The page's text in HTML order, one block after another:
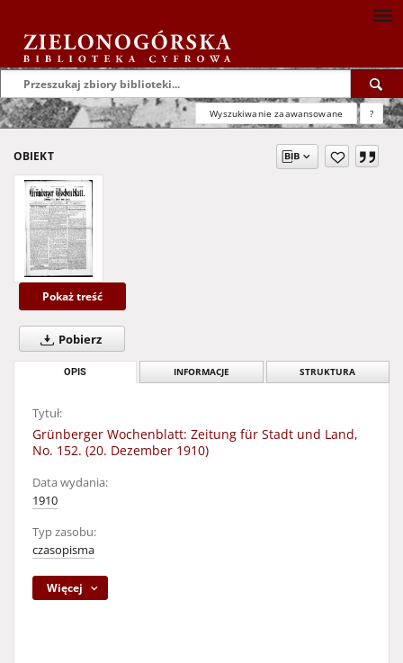
Wyszukiwanie zaawansowane ?
OBIEKT
Pokaż treść
Pobierz
OPIS INFORMACJE STRUKTURA
Tytuł:
Grünberger Wochenblatt: Zeitung für Stadt und Land,
No. 152. (20. Dezember 1910)
Data wydania:
1910
Typ zasobu:
czasopisma
Więcej